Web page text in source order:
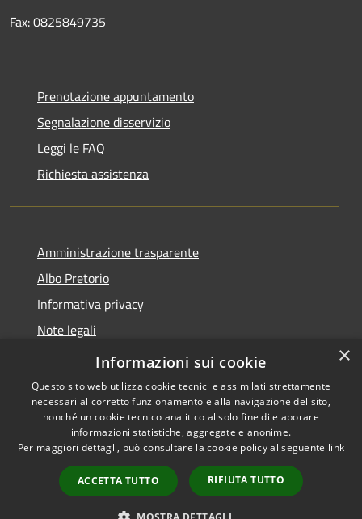
Fax: 0825849735
Prenotazione appuntamento
Segnalazione disservizio
Leggi le FAQ
Richiesta assistenza
Amministrazione trasparente
Albo Pretorio
Informativa privacy
Note legali
Dichiarazione di accessibilità
Accessibilità
Copyright © 2026 • Comune di
Casalbore • Powered by
Municipium•
Accesso
redazione
×
Informazioni sui cookie
Questo sito web utilizza cookie tecnici e assimilati strettamente
necessari al corretto funzionamento e alla navigazione del sito,
nonché un cookie tecnico analitico al solo fine di elaborare
informazioni statistiche, aggregate e anonime.
Per maggiori dettagli, può consultare la cookie policy al seguente link
ACCETTA TUTTO RIFIUTA TUTTO